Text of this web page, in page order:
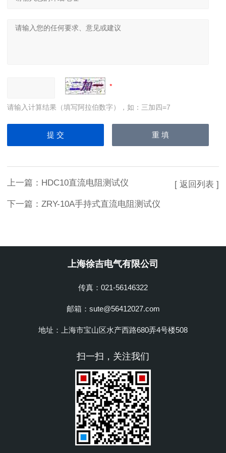
请输入计算结果（填写阿拉伯数字），如：三加四=7
上一篇： HDC10直流电阻测试仪
下一篇： ZRY-10A手持式直流电阻测试仪
[ 返回列表 ]
上海徐吉电气有限公司
传真：021-56146322
邮箱：sute@56412027.com
地址：上海市宝山区水产西路680弄4号楼508
扫一扫，关注我们